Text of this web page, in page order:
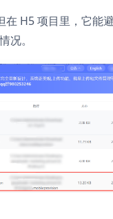
在 H5 项目里，它能
况。